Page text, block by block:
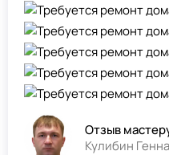
Отзыв
Кулибин